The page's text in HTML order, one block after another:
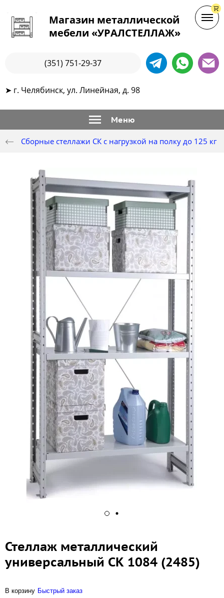
Магазин металлической
мебели «УРАЛСТЕЛЛАЖ»
(351) 751-29-37
➤ г. Челябинск, ул. Линейная, д. 98
Меню
Сборные стеллажи СК с нагрузкой на полку до 125 кг
Стеллаж металлический
универсальный СК 1084 (2485)
В корзину Быстрый заказ